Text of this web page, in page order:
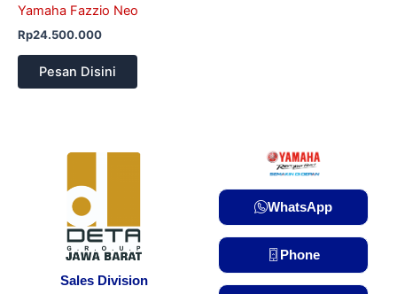
Yamaha Fazzio Neo
Rp24.500.000
Pesan Disini
Sales Division
WhatsApp
Phone